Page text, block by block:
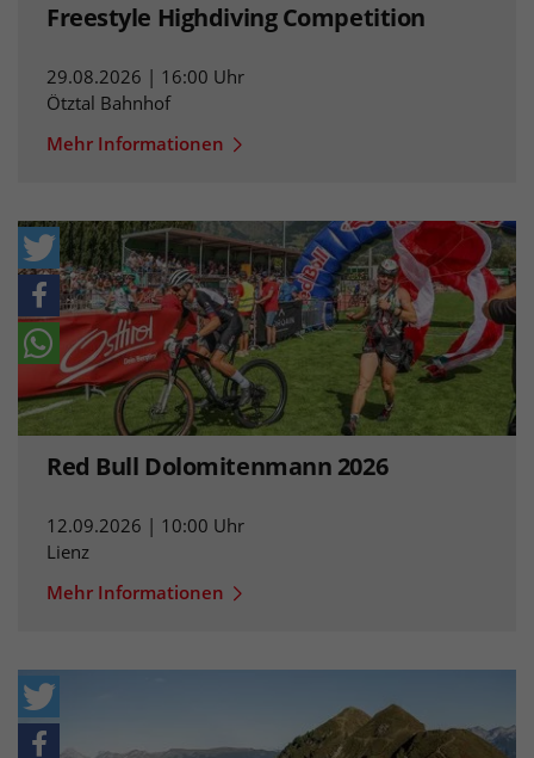
Freestyle Highdiving Competition
29.08.2026 | 16:00 Uhr
Ötztal Bahnhof
Mehr Informationen
Red Bull Dolomitenmann 2026
12.09.2026 | 10:00 Uhr
Lienz
Mehr Informationen